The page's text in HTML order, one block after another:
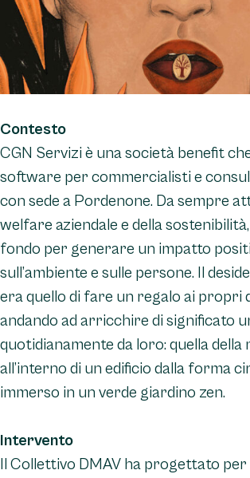
Contesto
CGN Servizi è una società benefit
software per commercialisti e
con sede a Pordenone. Da sempre
welfare aziendale e della
fondo per generare un impatto
sull’ambiente e sulle persone. Il
era quello di fare un regalo ai propri
andando ad arricchire di significato
quotidianamente da loro: quella della
all’interno di un edificio dalla forma
immerso in un verde giardino zen.
Intervento
Il Collettivo DMAV ha progettato per